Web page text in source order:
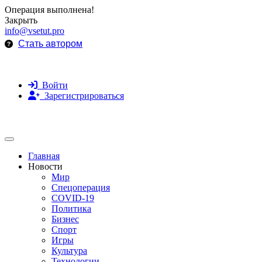
Операция выполнена!
Закрыть
info@vsetut.pro
Стать автором
Войти
Зарегистрироваться
Toggle navigation
Главная
Новости
Мир
Спецоперация
COVID-19
Политика
Бизнес
Спорт
Игры
Культура